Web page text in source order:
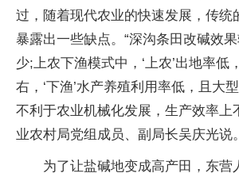
过，随着现代农业的快速发展，传统
暴露出一些缺点。“深沟条田改碱效
少;上农下渔模式中，‘上农’出地率低
右，‘下渔’水产养殖利用率低，且大
不利于农业机械化发展，生产效率上
业农村局党组成员、副局长吴庆光说。
为了让盐碱地变成高产田，东营